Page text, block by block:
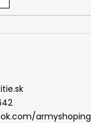
armyshoping